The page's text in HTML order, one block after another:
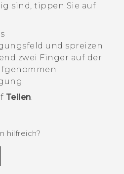
sind, tippen Sie auf
und spreizen
zwei Finger auf der
Teilen.
hilfreich?